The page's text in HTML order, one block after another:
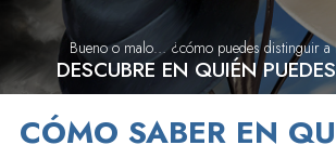
Bueno o malo… ¿cómo puedes distinguir a
DESCUBRE EN QUIÉN
CÓMO SABER EN